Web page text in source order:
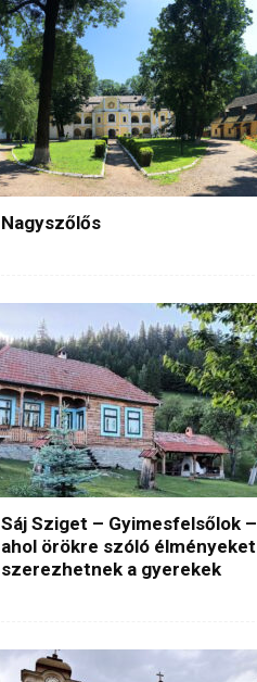
Nagyszőlős
Sáj Sziget – Gyimesfelsőlok –
ahol örökre szóló élményeket
szerezhetnek a gyerekek